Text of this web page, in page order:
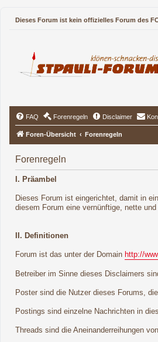
Dieses Forum ist kein offizielles Forum des
FAQ Forenregeln Disclaimer
Foren-Übersicht Forenregeln
Forenregeln
I. Präambel
Dieses Forum ist eingerichtet, damit in
diesem Forum eine vernünftige, nette
II. Definitionen
Forum ist das unter der Domain http://
Betreiber im Sinne dieses Disclaimers
Poster sind die Nutzer dieses Forums,
Postings sind einzelne Nachrichten in
Threads sind die Aneinanderreihungen